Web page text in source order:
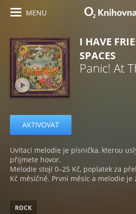
MENU
I HAVE
SPACES
Panic! At
AKTIVOVAT
Uvítací melodie je písnička, kterou
přijmete hovor.
Melodie stojí 0–25 Kč, poplatek za
Kč měsíčně. První měsíc a melodie je
ROCK